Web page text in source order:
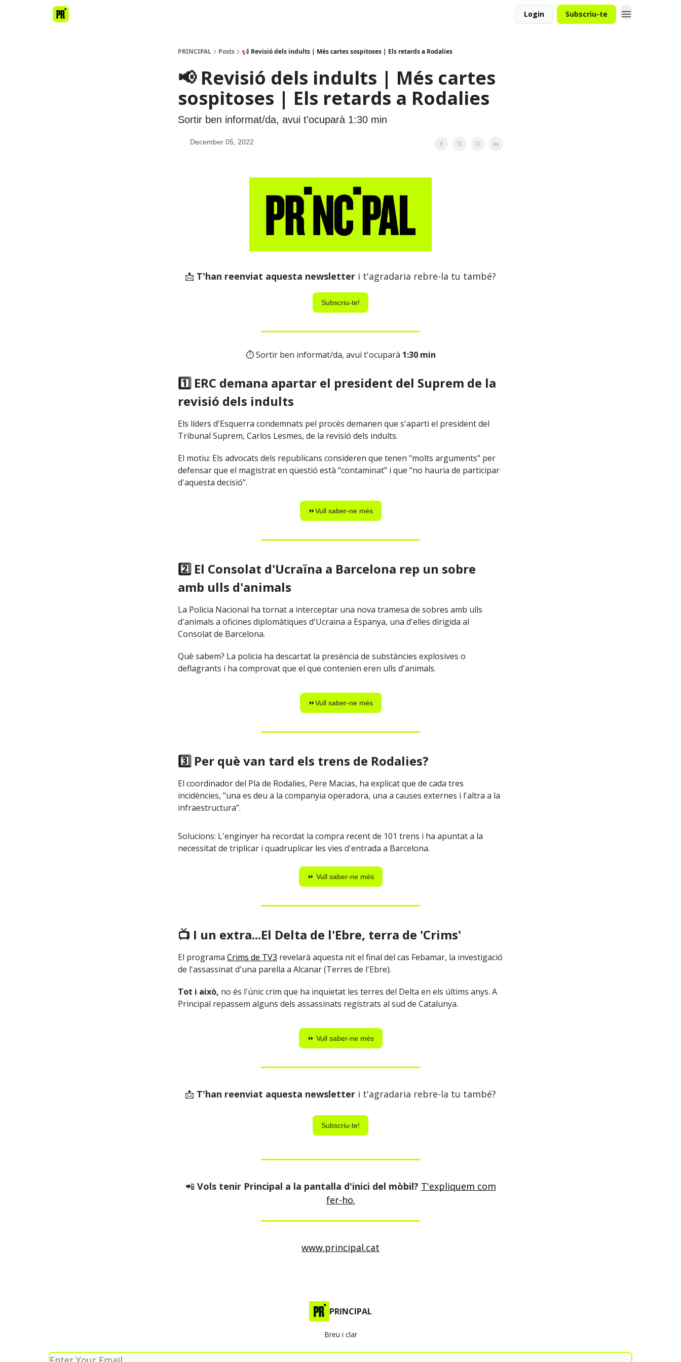
Login Subscriu-te
PRINCIPAL Posts 📢 Revisió dels indults | Més cartes sospitoses | Els retards a Rodalies
📢 Revisió dels indults | Més cartes
sospitoses | Els retards a Rodalies
Sortir ben informat/da, avui t'ocuparà 1:30 min
December 05, 2022
📩 T'han reenviat aquesta newsletter i t'agradaria rebre-la tu també?
Subscriu-te!
⏱ Sortir ben informat/da, avui t'ocuparà 1:30 min
1️⃣ ERC demana apartar el president del Suprem de la
revisió dels indults
Els líders d'Esquerra condemnats pel procés demanen que s'aparti el president del
Tribunal Suprem, Carlos Lesmes, de la revisió dels indults.
El motiu: Els advocats dels republicans consideren que tenen "molts arguments" per
defensar que el magistrat en qüestió està "contaminat" i que "no hauria de participar
d'aquesta decisió".
⏩Vull saber-ne més
2️⃣ El Consolat d'Ucraïna a Barcelona rep un sobre
amb ulls d'animals
La Policia Nacional ha tornat a interceptar una nova tramesa de sobres amb ulls
d'animals a oficines diplomàtiques d'Ucraïna a Espanya, una d'elles dirigida al
Consolat de Barcelona.
Què sabem? La policia ha descartat la presència de substàncies explosives o
deflagrants i ha comprovat que el que contenien eren ulls d'animals.
⏩Vull saber-ne més
3️⃣ Per què van tard els trens de Rodalies?
El coordinador del Pla de Rodalies, Pere Macias, ha explicat que de cada tres
incidències, "una es deu a la companyia operadora, una a causes externes i l'altra a la
infraestructura".
Solucions: L'enginyer ha recordat la compra recent de 101 trens i ha apuntat a la
necessitat de triplicar i quadruplicar les vies d'entrada a Barcelona.
⏩ Vull saber-ne més
📺 I un extra...El Delta de l'Ebre, terra de 'Crims'
El programa Crims de TV3 revelarà aquesta nit el final del cas Febamar, la investigació
de l'assassinat d'una parella a Alcanar (Terres de l'Ebre).
Tot i això, no és l'únic crim que ha inquietat les terres del Delta en els últims anys. A
Principal repassem alguns dels assassinats registrats al sud de Catalunya.
⏩ Vull saber-ne més
📩 T'han reenviat aquesta newsletter i t'agradaria rebre-la tu també?
Subscriu-te!
📲 Vols tenir Principal a la pantalla d'inici del mòbil? T'expliquem com
fer-ho.
www.principal.cat
PRINCIPAL
Breu i clar